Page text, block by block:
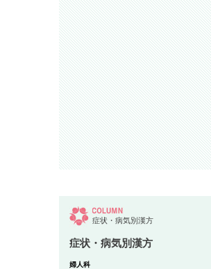
症状・病気別漢方
症状・病気別漢方
婦人科